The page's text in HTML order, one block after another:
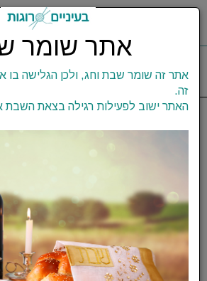
משלוח עד הבית
Self-Threading
Needles - מחטים
אתר שומר
אתר זה שומר שבת וחג, ולכן הגלישה בו
זה.
האתר ישוב לפעילות רגילה בצאת השבת